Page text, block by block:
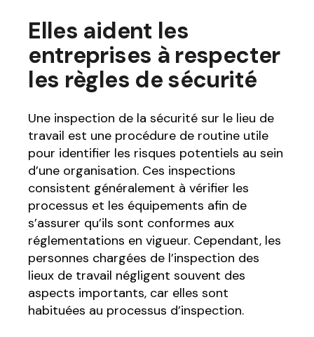
Elles aident les
entreprises à respecter
les règles de sécurité
Une inspection de la sécurité sur le lieu de
travail est une procédure de routine utile
pour identifier les risques potentiels au sein
d’une organisation. Ces inspections
consistent généralement à vérifier les
processus et les équipements afin de
s’assurer qu’ils sont conformes aux
réglementations en vigueur. Cependant, les
personnes chargées de l’inspection des
lieux de travail négligent souvent des
aspects importants, car elles sont
habituées au processus d’inspection.